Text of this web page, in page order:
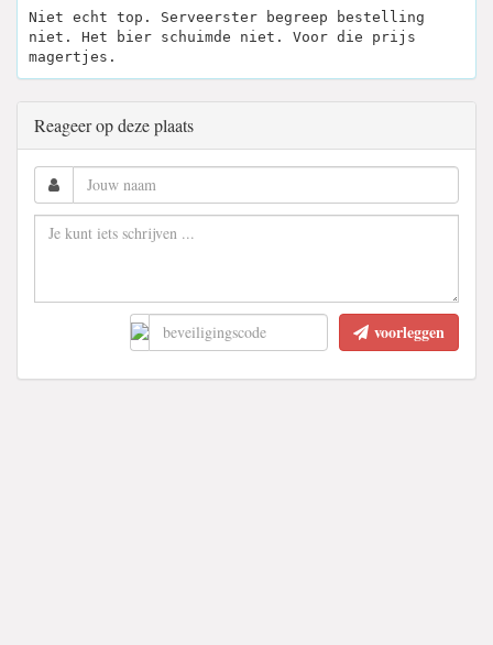
Niet echt top. Serveerster begreep bestelling
niet. Het bier schuimde niet. Voor die prijs
magertjes.
Reageer op deze plaats
voorleggen